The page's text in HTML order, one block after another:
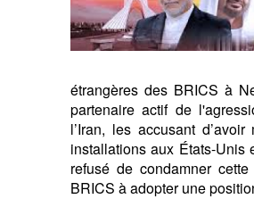
étrangères des BRICS à
partenaire actif de
l’Iran, les accusant
installations aux États-
refusé de condamner
BRICS à adopter une